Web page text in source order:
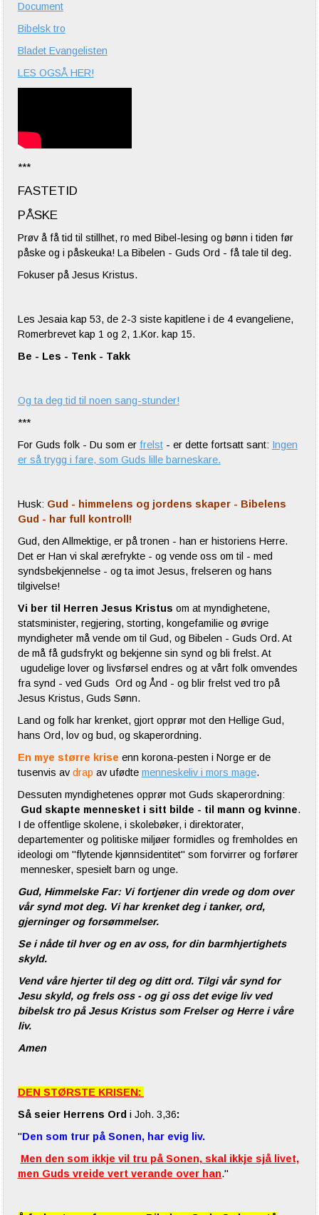
Document
Bibelsk tro
Bladet Evangelisten
LES OGSÅ HER!
***
FASTETID
PÅSKE
Prøv å få tid til stillhet, ro med Bibel-lesing og bønn i tiden før
påske og i påskeuka! La Bibelen - Guds Ord - få tale til deg.
Fokuser på Jesus Kristus.
Les Jesaia kap 53, de 2-3 siste kapitlene i de 4 evangeliene,
Romerbrevet kap 1 og 2, 1.Kor. kap 15.
Be - Les - Tenk - Takk
Og ta deg tid til noen sang-stunder!
***
For Guds folk - Du som er frelst- er dette fortsatt sant: Ingen
er så trygg i fare, som Guds lille barneskare.
Husk: Gud - himmelens og jordens skaper - Bibelens
Gud - har full kontroll!
Gud, den Allmektige, er på tronen - han er historiens Herre.
Det er Han vi skal ærefrykte - og vende oss om til - med
syndsbekjennelse - og ta imot Jesus, frelseren og hans
tilgivelse!
Vi ber til Herren Jesus Kristus om at myndighetene,
statsminister, regjering, storting, kongefamilie og øvrige
myndigheter må vende om til Gud, og Bibelen - Guds Ord. At
de må få gudsfrykt og bekjenne sin synd og bli frelst. At
ugudelige lover og livsførsel endres og at vårt folk omvendes
fra synd - ved Guds Ord og Ånd - og blir frelst ved tro på
Jesus Kristus, Guds Sønn.
Land og folk har krenket, gjort opprør mot den Hellige Gud,
hans Ord, lov og bud, og skaperordning.
En mye større krise enn korona-pesten i Norge er de
tusenvis av drap av ufødte menneskeliv i mors mage.
Dessuten myndighetenes opprør mot Guds skaperordning:
Gud skapte mennesket i sitt bilde - til mann og kvinne.
I de offentlige skolene, i skolebøker, i direktorater,
departementer og politiske miljøer formidles og fremholdes en
ideologi om "flytende kjønnsidentitet" som forvirrer og forfører
mennesker, spesielt barn og unge.
Gud, Himmelske Far: Vi fortjener din vrede og dom over
vår synd mot deg. Vi har krenket deg i tanker, ord,
gjerninger og forsømmelser.
Se i nåde til hver og en av oss, for din barmhjertighets
skyld.
Vend våre hjerter til deg og ditt ord. Tilgi vår synd for
Jesu skyld, og frels oss - og gi oss det evige liv ved
bibelsk tro på Jesus Kristus som Frelser og Herre i våre
liv.
Amen
DEN STØRSTE KRISEN:
Så seier Herrens Ord i Joh. 3,36:
"Den som trur på Sonen, har evig liv.
Men den som ikkje vil tru på Sonen, skal ikkje sjå livet,
men Guds vreide vert verande over han."